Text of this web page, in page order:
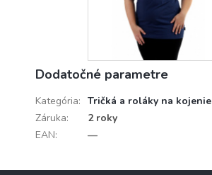
Dodatočné parametre
Kategória: Tričká a roláky na kojenie
Záruka:
2 roky
EAN: —